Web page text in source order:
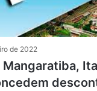
de 2022